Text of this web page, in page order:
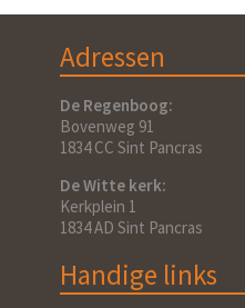
Adressen
De Regenboog:
Bovenweg 91
1834 CC Sint Pancras
De Witte kerk:
Kerkplein 1
1834 AD Sint Pancras
Handige links